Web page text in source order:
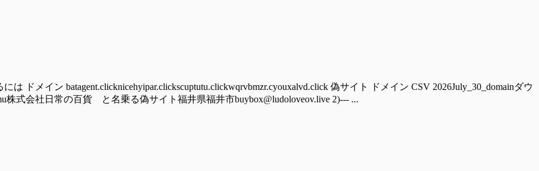
ドメイン batagent.clicknicehyipar.clickscuptutu.clickwqrvbmzr.cyouxalvd.click 偽サイト ドメイン CSV 2026July_30_domainダウ
株式会社日常の百貨 と名乗る偽サイト福井県福井市buybox@ludoloveov.live 2)--- ...